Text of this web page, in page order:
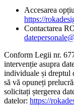
Accesarea
https://
Contactarea
Conform Legii nr.
intervenție asupra
individuale și dreptul
să vă opuneți
solicitați ștergerea
datelor: https://